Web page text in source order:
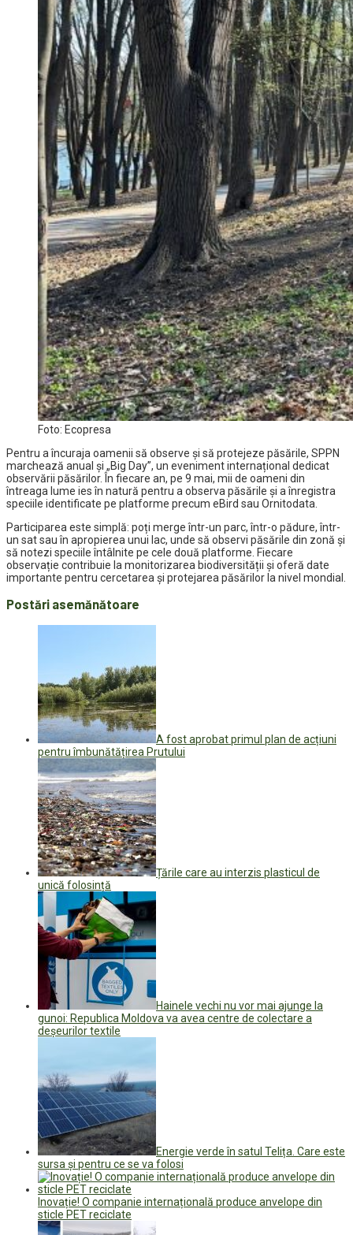
Foto: Ecopresa
Pentru a încuraja oamenii să observe și să protejeze păsările, SPPN
marchează anual și „Big Day”, un eveniment internațional dedicat
observării păsărilor. În fiecare an, pe 9 mai, mii de oameni din
întreaga lume ies în natură pentru a observa păsările și a înregistra
speciile identificate pe platforme precum eBird sau Ornitodata.
Participarea este simplă: poți merge într-un parc, într-o pădure, într-
un sat sau în apropierea unui lac, unde să observi păsările din zonă și
să notezi speciile întâlnite pe cele două platforme. Fiecare
observație contribuie la monitorizarea biodiversității și oferă date
importante pentru cercetarea și protejarea păsărilor la nivel mondial.
Postări asemănătoare
A fost aprobat primul plan de acțiuni
pentru îmbunătățirea Prutului
Țările care au interzis plasticul de
unică folosință
Hainele vechi nu vor mai ajunge la
gunoi: Republica Moldova va avea centre de colectare a
deșeurilor textile
Energie verde în satul Telița. Care este
sursa și pentru ce se va folosi
Inovație! O companie internațională produce anvelope din
sticle PET reciclate